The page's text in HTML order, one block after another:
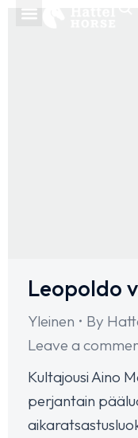
Leopoldo
Yleinen By
Leave a
Kultajousi Aino
perjantain